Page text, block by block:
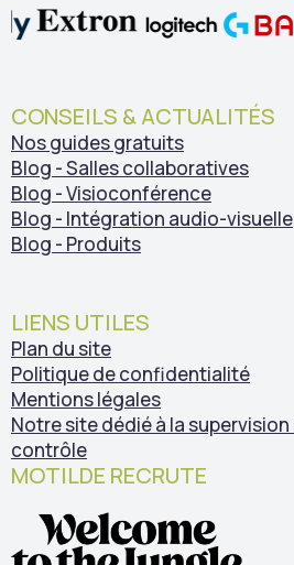
CONSEILS & ACTUALITÉS
Nos guides gratuits
Blog - Salles collaboratives
Blog - Visioconférence
Blog - Intégration audio-visuelle
Blog - Produits
LIENS UTILES
Plan du site
Politique de confidentialité
Mentions légales
Notre site dédié à la
contrôle
MOTILDE RECRUTE